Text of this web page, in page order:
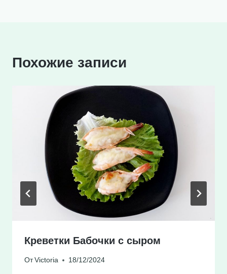
Похожие записи
Креветки Бабочки с сыром
От Victoria 18/12/2024